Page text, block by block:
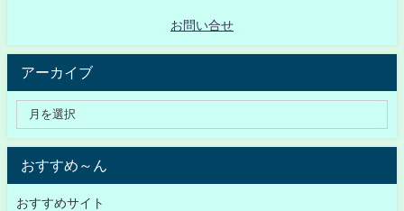
お問い合せ
アーカイブ
おすすめ～ん
おすすめサイト